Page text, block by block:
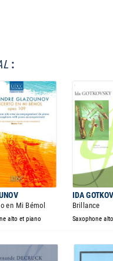
:
IDA
en Mi Bémol Brillance
alto et piano Saxophone